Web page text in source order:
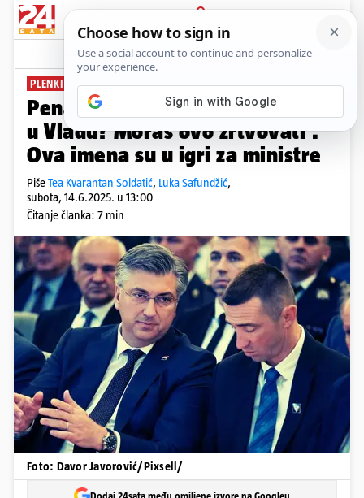
PRIJAVA
News Komentari
PLENKI PRESLAGUJE VLADU PLUS+
Penavi stigao ultimatum: 'Želiš
u Vladu? Moraš ovo žrtvovati'.
Ova imena su u igri za ministre
PišeTea Kvarantan Soldatić, Luka Safundžić,
subota, 14.6.2025. u 13:00
Čitanje članka: 7 min
Foto: Davor Javorović/Pixsell/